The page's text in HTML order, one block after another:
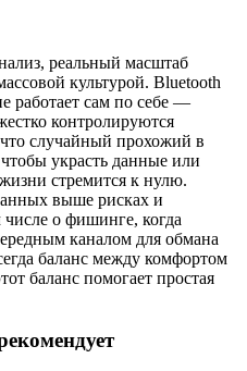
реальный масштаб
культурой. Bluetooth
работает сам по себе —
контролируются
случайный прохожий в
украсть данные или
стремится к нулю.
выше рисках и
о фишинге, когда
каналом для обмана
баланс между комфортом
баланс помогает простая